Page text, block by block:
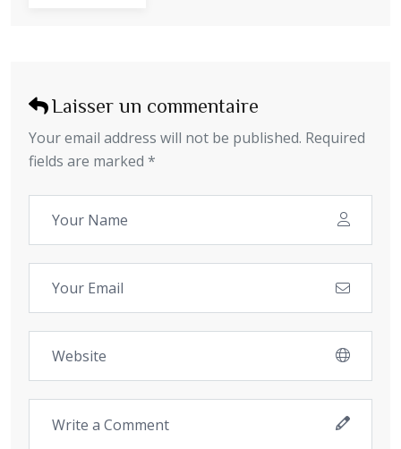
Laisser un commentaire
Your email address will not be published. Required
fields are marked *